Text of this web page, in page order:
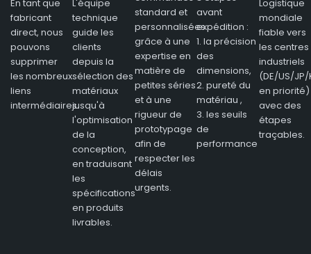
En tant que
fabricant
direct, nous
pouvons
supprimer
les nombreux
liens
intermédiaires.
L'équipe
technique
guide les
clients
depuis la
sélection des
matériaux
jusqu'à
l'optimisation
de la
conception,
en traduisant
les
spécifications
en produits
livrables.
standard et
personnalisées
grâce à une
expertise en
matière de
petites séries
et à une
rigueur de
prototypage
afin de
respecter les
délais
urgents.
avant
expédition :
1. la précision
des
dimensions,
2. pureté du
matériau ,
3. les seuils
de
performance
Logistique
mondiale
fiable vers
les centres
industriels
(DE/US/JP/
en priorité)
avec des
étapes
traçables.